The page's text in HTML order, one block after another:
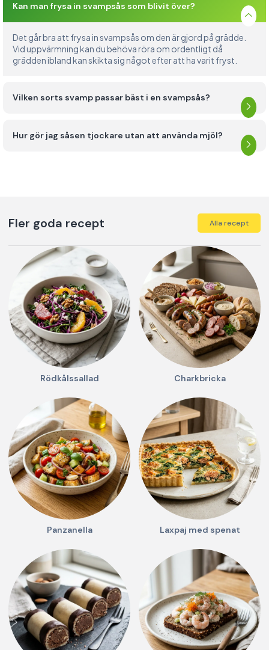
Kan man frysa in svampsås som blivit över?
Det går bra att frysa in svampsås om den är gjord på grädde.
Vid uppvärmning kan du behöva röra om ordentligt då
grädden ibland kan skikta sig något efter att ha varit fryst.
Vilken sorts svamp passar bäst i en svampsås?
Hur gör jag såsen tjockare utan att använda mjöl?
Fler goda recept Alla recept
Rödkålssallad Charkbricka
Panzanella Laxpaj med spenat